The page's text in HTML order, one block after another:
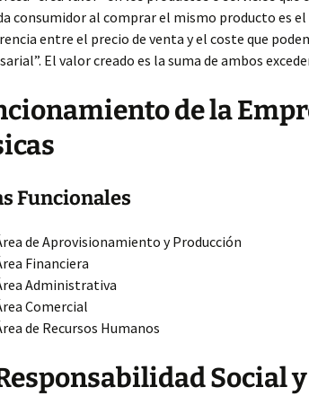
consumidor al comprar el mismo producto es el
entre el precio de venta y el coste que
El valor creado es la suma de ambos
de la
Funcionales
de Aprovisionamiento y Producción
Financiera
Administrativa
Comercial
de Recursos Humanos
Social y